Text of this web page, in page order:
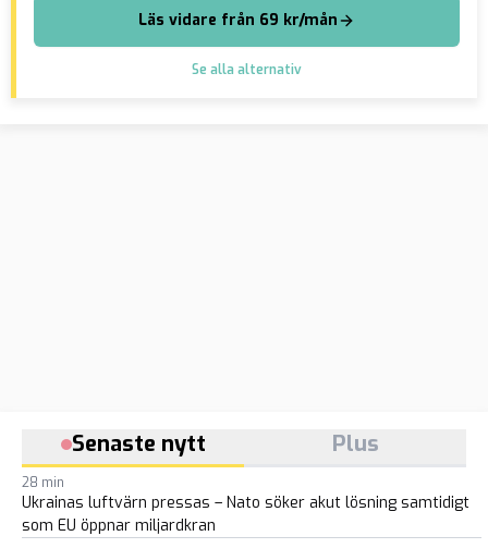
Läs vidare från 69 kr/mån
Se alla alternativ
Senaste nytt Plus
28 min
Ukrainas luftvärn pressas – Nato söker akut lösning samtidigt
som EU öppnar miljardkran